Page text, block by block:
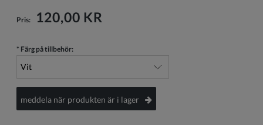
Pris: 120,00 KR
* Färg på tillbehör:
meddela när produkten är i lager